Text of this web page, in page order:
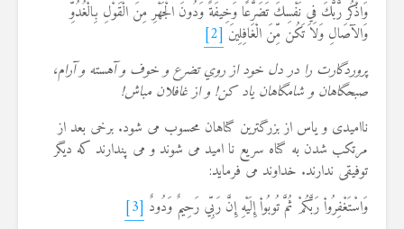
وَاذْكُر رَّبَّكَ فِي نَفْسِكَ تَضَرُّعًا وَخِيفَةً وَدُونَ الْجَهْرِ مِنَ الْقَوْلِ بِالْغُدُوِّ
وَالآصَالِ وَلاَ تَكُن مِّنَ الْغَافِلِينَ [2]
پروردگارت را در دل خود از روي تضرع و خوف و آهسته و آرام،
صبحگاهان و شامگاهان ياد كن! و از غافلان مباش!
ناامیدی و یاس از بزرگترین گناهان محسوب می شود. برخی بعد از
مرتکب شدن به گناه سریع نا امید می شوند و می پندارند که دیگر
توفیقی ندارند. خداوند می فرماید:
وَاسْتَغْفِرُواْ رَبَّكُمْ ثُمَّ تُوبُواْ إِلَيْهِ إِنَّ رَبِّي رَحِيمٌ وَدُودٌ [3]